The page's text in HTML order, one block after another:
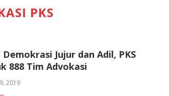
PKS
Demokrasi Jujur dan Adil, PKS
888 Tim Advokasi
2019